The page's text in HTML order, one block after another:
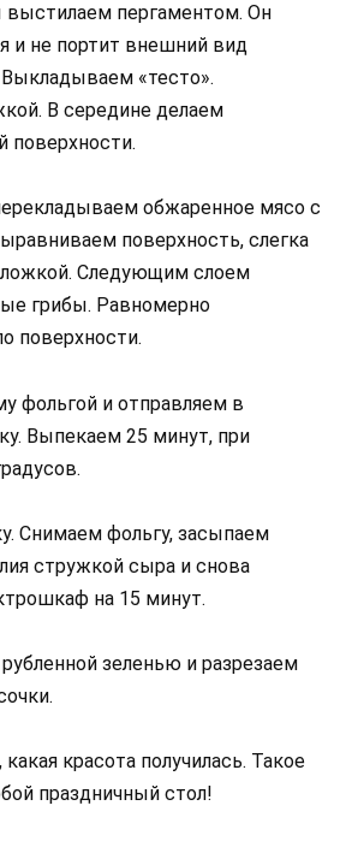
пергаментом. Он
и не портит внешний вид
Выкладываем «тесто».
В середине делаем
поверхности.
обжаренное мясо с
поверхность, слегка
ложкой. Следующим слоем
грибы. Равномерно
поверхности.
фольгой и отправляем в
Выпекаем 25 минут, при
Снимаем фольгу, засыпаем
стружкой сыра и снова
на 15 минут.
зеленью и разрезаем
красота получилась. Такое
праздничный стол!